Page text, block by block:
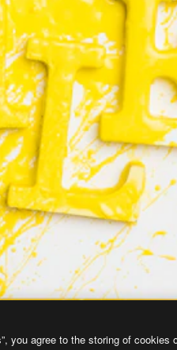
you agree to the storing of cookies